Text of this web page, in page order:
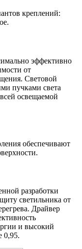
креплений:
эффективно
от
Световой
пучками света
освещаемой
обеспечивают
разработки
светильника от
Драйвер
и высокий
0,95.